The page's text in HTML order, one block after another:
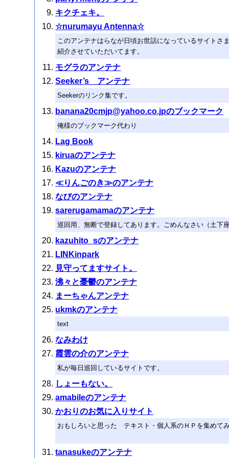
キクチェキ。
☆nurumayu Antenna☆
このアンテナはらなが日頃お世話になっているサイトさ
紹介させていただいてます。
モグラのアンテナ
Seeker’s アンテナ
Seekerのリンク集です。
banana20cmjp@yahoo.co.jpのブックマーク
俺様のブックマーク代わり
Lag Book
kiruaのアンテナ
Kazuのアンテナ
≪りんごのき≫のアンテナ
なびのアンテナ
sarerugamamaのアンテナ
巡回用、無断で登録してあります。ごめんなさい（土下座
kazuhito_sのアンテナ
LINKinpark
見守ってますサイト。
沸々と憂鬱のアンテナ
まーちゃんアンテナ
ukmkのアンテナ
text
なみわけ
霞雲の介のアンテナ
私が毎日巡回しているサイトです。
しょーもない。
amabileのアンテナ
かおりのお気に入りサイト
おもしろいと思った テキスト・個人系のＨＰを集めて
tanasukeのアンテナ